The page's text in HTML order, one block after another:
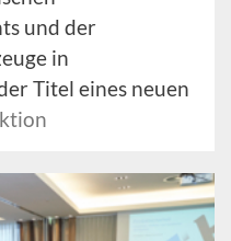
und der
in
Titel eines neuen